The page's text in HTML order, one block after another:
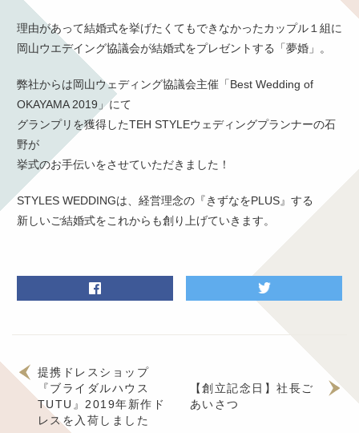
理由があって結婚式を挙げたくてもできなかったカップル１組に
岡山ウエデイング協議会が結婚式をプレゼントする「夢婚」。
弊社からは岡山ウェディング協議会主催「Best Wedding of
OKAYAMA 2019」にて
グランプリを獲得したTEH STYLEウェディングプランナーの石
野が
挙式のお手伝いをさせていただきました！
STYLES WEDDINGは、経営理念の『きずなをPLUS』する
新しいご結婚式をこれからも創り上げていきます。
提携ドレスショップ
『ブライダルハウス
TUTU』2019年新作ド
レスを入荷しました
【創立記念日】社長ご
あいさつ